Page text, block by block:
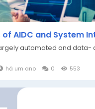
AIDC and System
automated and data-
há um ano 0 553